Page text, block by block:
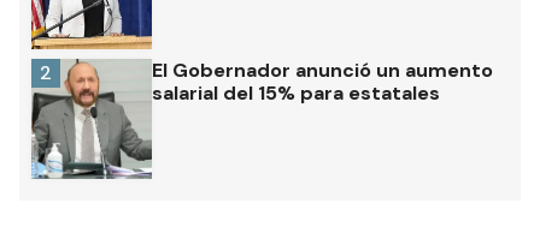
El Gobernador anunció un aumento
salarial del 15% para estatales
2